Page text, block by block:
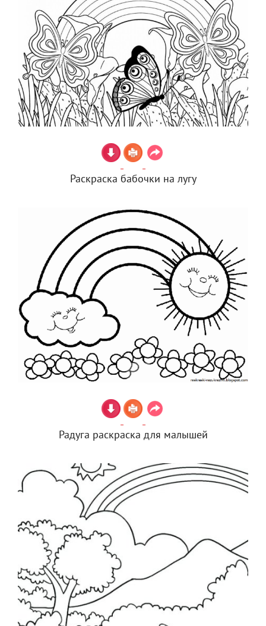
Раскраска бабочки на лугу
Радуга раскраска для малышей